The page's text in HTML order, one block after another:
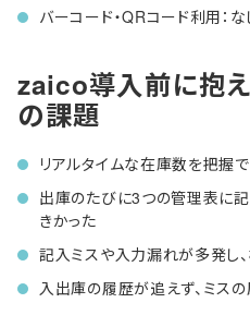
バーコード・QRコード利用：な
zaico導入前に抱
の課題
リアルタイムな在庫数を把握
出庫のたびに3つの管理表に
きかった
記入ミスや入力漏れが多発し
入出庫の履歴が追えず、ミス